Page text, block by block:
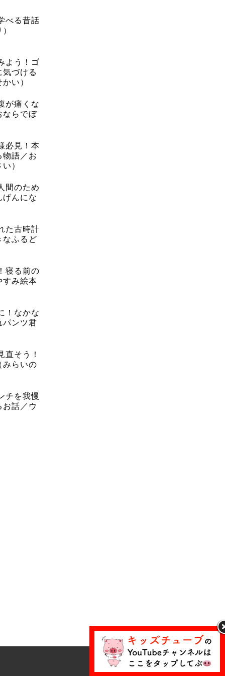
べる昔話
よう！ゴ
づける
い）
が痛くな
ならでぼ
必見！本
物語／お
）
間のため
げんにな
た古時計
なふるど
寝る前の
すみ絵本
！なかな
パンツ君
直そう！
みらいの
チを我慢
話／ウ